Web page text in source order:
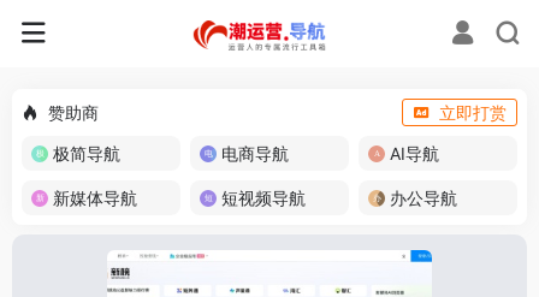
赞助商
立即打赏
极简导航
电商导航 AI导航
新媒体导航 短视频导航 办公导航